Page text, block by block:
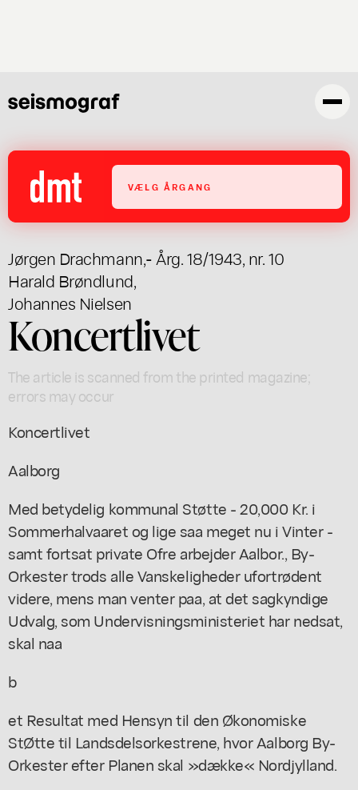
VÆLG ÅRGANG
Jørgen Drachmann,
Harald Brøndlund,
Johannes Nielsen
- Årg. 18/1943, nr. 10
Koncertlivet
The article is scanned from the printed magazine;
errors may occur
Koncertlivet
Aalborg
Med betydelig kommunal Støtte - 20,000 Kr. i
Sommerhalvaaret og lige saa meget nu i Vinter -
samt fortsat private Ofre arbejder Aalbor., By-
Orkester trods alle Vanskeligheder ufortrødent
videre, mens man venter paa, at det sagkyndige
Udvalg, som Undervisningsministeriet har nedsat,
skal naa
b
et Resultat med Hensyn til den Økonomiske
StØtte til Landsdelsorkestrene, hvor Aalborg By-
Orkester efter Planen skal »dække« Nordjylland.